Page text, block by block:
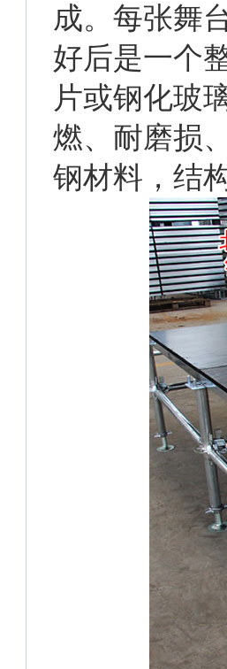
成。每张舞
好后是一个
片或钢化玻
燃、耐磨损
钢材料，结